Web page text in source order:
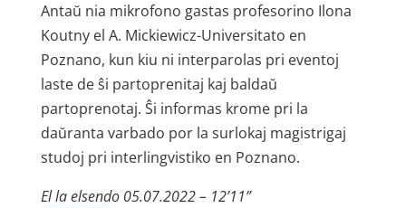
Antaŭ nia mikrofono gastas profesorino Ilona
Koutny el A. Mickiewicz-Universitato en
Poznano, kun kiu ni interparolas pri eventoj
laste de ŝi partoprenitaj kaj baldaŭ
partoprenotaj. Ŝi informas krome pri la
daŭranta varbado por la surlokaj magistrigaj
studoj pri interlingvistiko en Poznano.
El la elsendo 05.07.2022 – 12’11”